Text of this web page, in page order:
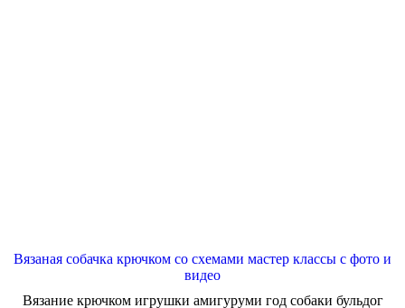
Вязаная собачка крючком со схемами мастер классы с фото и
видео
Вязание крючком игрушки амигуруми год собаки бульдог